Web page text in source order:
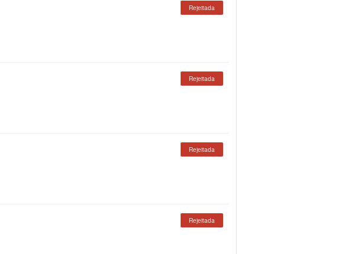
Rejeitada
Rejeitada
Rejeitada
Rejeitada